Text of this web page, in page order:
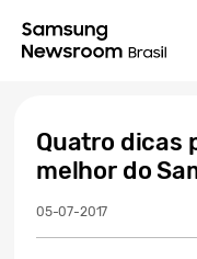
Quatro dicas
melhor do
05-07-2017